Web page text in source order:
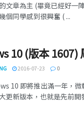
文章為主 (畢竟已經好一
個同學感到很興奮 ( ...
10 (版本 1607)
2016-07-23 0
10 即將推出滿一年，
更新版本，也就是先前